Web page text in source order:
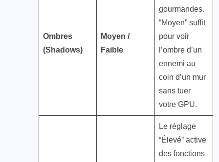
Ombres
(Shadows)
Moyen /
Faible
gourmandes.
“Moyen” suffit
pour voir
l’ombre d’un
ennemi au
coin d’un mur
sans tuer
votre GPU.
Le réglage
“Élevé” active
des fonctions